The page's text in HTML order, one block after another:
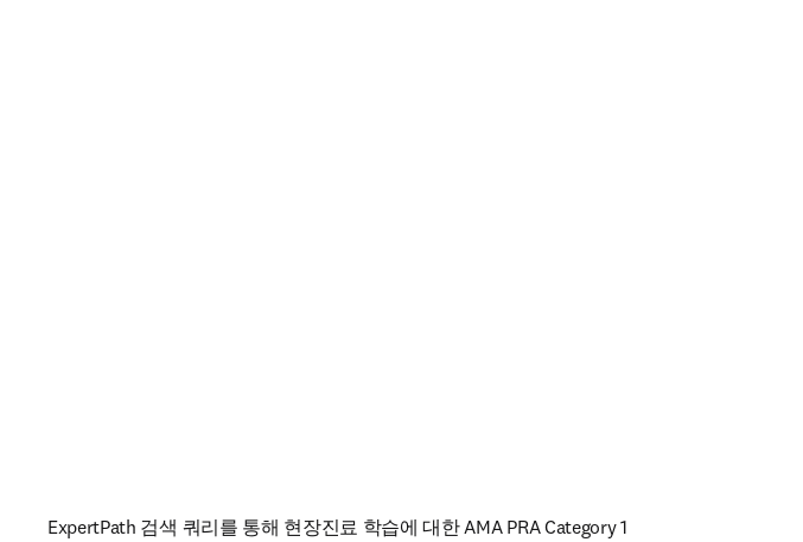
ExpertPath 검색 쿼리를 통해 현장진료 학습에 대한 AMA PRA Category 1